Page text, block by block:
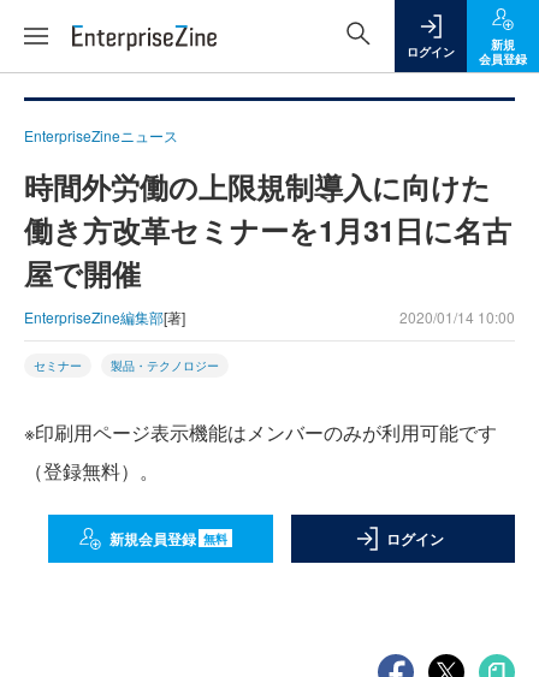
ログイン
新規
会員登録
EnterpriseZineニュース
時間外労働の上限規制導入に向けた
働き方改革セミナーを1月31日に名古
屋で開催
EnterpriseZine編集部[著] 2020/01/14 10:00
セミナー 製品・テクノロジー
※印刷用ページ表示機能はメンバーのみが利用可能です
（登録無料）。
新規会員登録 無料 ログイン